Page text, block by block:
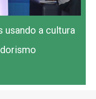
usando a cultura